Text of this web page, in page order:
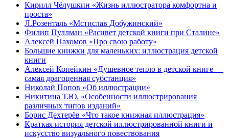
Кирилл Чёлушкин «Жизнь иллюстратора комфортна и
проста»
Л.Розенталь «Мстислав Добужинский»
Филип Пуллман «Расцвет детской книги при Сталине»
Алексей Пахомов «Про свою работу»
Большие книжки для маленьких: иллюстрация детской
книги
Алексей Копейкин «Душевное тепло в детской книге —
самая драгоценная субстанция»
Николай Попов «Об иллюстрации»
Никитина Т.Ю. «Особенности иллюстрирования
различных типов изданий»
Борис Дехтерёв «Что такое книжная иллюстрация»
Краткая история детской иллюстрированной книги и
искусство визуального повествования